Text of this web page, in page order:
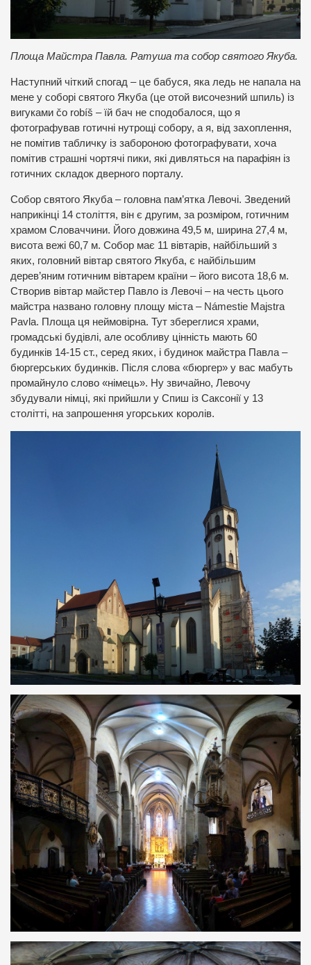
Площа Майстра Павла. Ратуша та собор святого Якуба.
Наступний чіткий спогад – це бабуся, яка ледь не напала на
мене у соборі святого Якуба (це отой височезний шпиль) із
вигуками čo robíš – їй бач не сподобалося, що я
фотографував готичні нутрощі собору, а я, від захоплення,
не помітив табличку із забороною фотографувати, хоча
помітив страшні чортячі пики, які дивляться на парафіян із
готичних складок дверного порталу.
Собор святого Якуба – головна пам’ятка Левочі. Зведений
наприкінці 14 століття, він є другим, за розміром, готичним
храмом Словаччини. Його довжина 49,5 м, ширина 27,4 м,
висота вежі 60,7 м. Собор має 11 вівтарів, найбільший з
яких, головний вівтар святого Якуба, є найбільшим
дерев’яним готичним вівтарем країни – його висота 18,6 м.
Створив вівтар майстер Павло із Левочі – на честь цього
майстра названо головну площу міста – Námestie Majstra
Pavla. Площа ця неймовірна. Тут збереглися храми,
громадські будівлі, але особливу цінність мають 60
будинків 14-15 ст., серед яких, і будинок майстра Павла –
бюргерських будинків. Після слова «бюргер» у вас мабуть
промайнуло слово «німець». Ну звичайно, Левочу
збудували німці, які прийшли у Спиш із Саксонії у 13
столітті, на запрошення угорських королів.